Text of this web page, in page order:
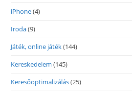
iPhone(4)
Iroda(9)
Játék, online játék(144)
Kereskedelem (145)
Keresőoptimalizálás(25)